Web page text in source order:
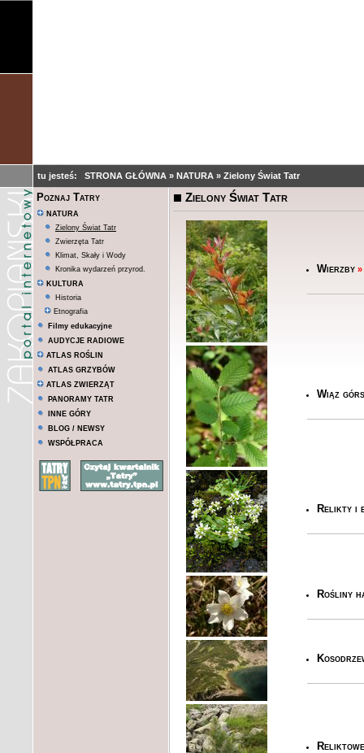
tu jesteś: STRONA GŁÓWNA » NATURA » Zielony Świat Tatr
Poznaj Tatry
NATURA
Zielony Świat Tatr
Zwierzęta Tatr
Klimat, Skały i Wody
Kronika wydarzeń przyrod.
KULTURA
Historia
Etnografia
Filmy edukacyjne
AUDYCJE RADIOWE
ATLAS ROŚLIN
ATLAS GRZYBÓW
ATLAS ZWIERZĄT
PANORAMY TATR
INNE GÓRY
BLOG / NEWSY
WSPÓŁPRACA
Zielony Świat Tatr
Wierzby »
Wiąz
Relikty i
Rośliny